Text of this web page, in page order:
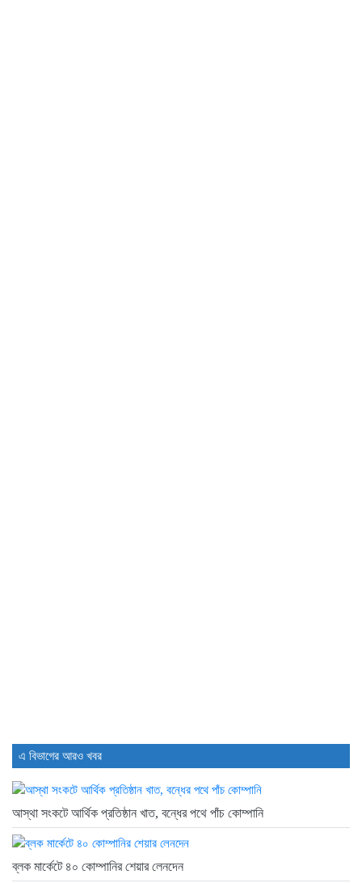
এ বিভাগের আরও খবর
আস্থা সংকটে আর্থিক প্রতিষ্ঠান খাত, বন্ধের পথে পাঁচ কোম্পানি
ব্লক মার্কেটে ৪০ কোম্পানির শেয়ার লেনদেন